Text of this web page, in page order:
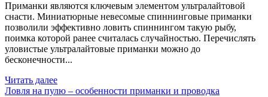
Приманки являются ключевым элементом ультралайтовой
снасти. Миниатюрные невесомые спиннинговые приманки
позволили эффективно ловить спиннингом такую рыбу,
поимка которой ранее считалась случайностью. Перечислять
уловистые ультралайтовые приманки можно до
бесконечности...
Читать далее
Ловля на пулю – особенности приманки и проводка